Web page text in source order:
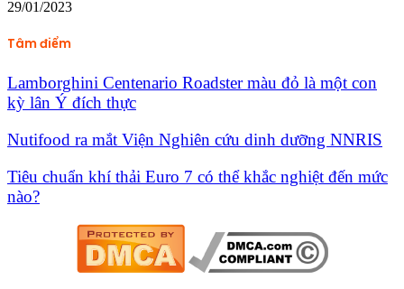
29/01/2023
Tâm điểm
Lamborghini Centenario Roadster màu đỏ là một con
kỳ lân Ý đích thực
Nutifood ra mắt Viện Nghiên cứu dinh dưỡng NNRIS
Tiêu chuẩn khí thải Euro 7 có thể khắc nghiệt đến mức
nào?